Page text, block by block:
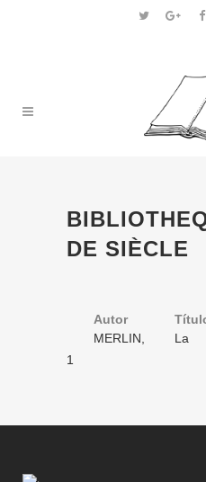
DE SIÈCLE
Autor
MERLIN,
Jean de
La
1